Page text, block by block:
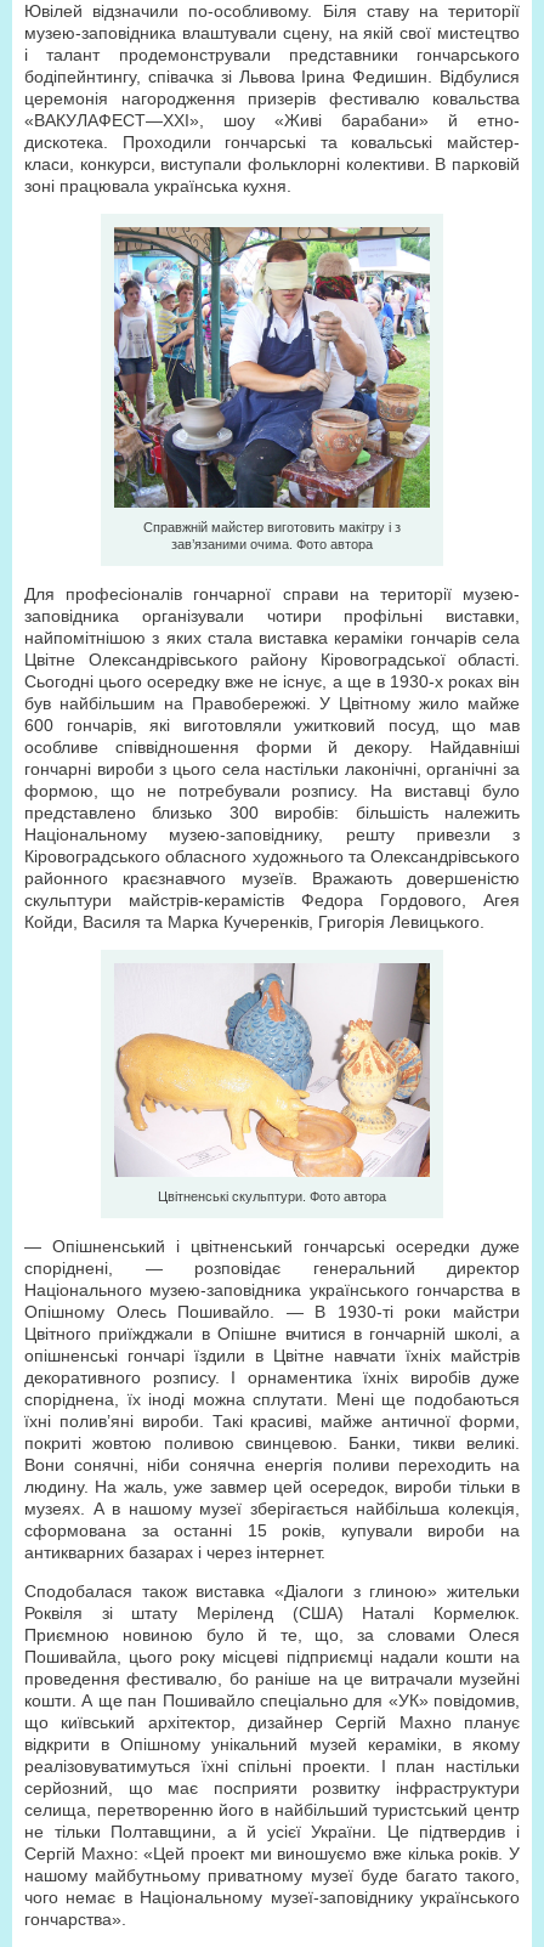
Ювілей відзначили по-особливому. Біля ставу на території
музею-заповідника влаштували сцену, на якій свої мистецтво
і талант продемонстрували представники гончарського
бодіпейнтингу, співачка зі Львова Ірина Федишин. Відбулися
церемонія нагородження призерів фестивалю ковальства
«ВАКУЛАФЕСТ—XXI», шоу «Живі барабани» й етно-
дискотека. Проходили гончарські та ковальські майстер-
класи, конкурси, виступали фольклорні колективи. В парковій
зоні працювала українська кухня.
Справжній майстер виготовить макітру і з
зав’язаними очима. Фото автора
Для професіоналів гончарної справи на території музею-
заповідника організували чотири профільні виставки,
найпомітнішою з яких стала виставка кераміки гончарів села
Цвітне Олександрівського району Кіровоградської області.
Сьогодні цього осередку вже не існує, а ще в 1930-х роках він
був найбільшим на Правобережжі. У Цвітному жило майже
600 гончарів, які виготовляли ужитковий посуд, що мав
особливе співвідношення форми й декору. Найдавніші
гончарні вироби з цього села настільки лаконічні, органічні за
формою, що не потребували розпису. На виставці було
представлено близько 300 виробів: більшість належить
Національному музею-заповіднику, решту привезли з
Кіровоградського обласного художнього та Олександрівського
районного краєзнавчого музеїв. Вражають довершеністю
скульптури майстрів-керамістів Федора Гордового, Агея
Койди, Василя та Марка Кучеренків, Григорія Левицького.
Цвітненські скульптури. Фото автора
— Опішненський і цвітненський гончарські осередки дуже
споріднені, — розповідає генеральний директор
Національного музею-заповідника українського гончарства в
Опішному Олесь Пошивайло. — В 1930-ті роки майстри
Цвітного приїжджали в Опішне вчитися в гончарній школі, а
опішненські гончарі їздили в Цвітне навчати їхніх майстрів
декоративного розпису. І орнаментика їхніх виробів дуже
споріднена, їх іноді можна сплутати. Мені ще подобаються
їхні полив’яні вироби. Такі красиві, майже античної форми,
покриті жовтою поливою свинцевою. Банки, тикви великі.
Вони сонячні, ніби сонячна енергія поливи переходить на
людину. На жаль, уже завмер цей осередок, вироби тільки в
музеях. А в нашому музеї зберігається найбільша колекція,
сформована за останні 15 років, купували вироби на
антикварних базарах і через інтернет.
Сподобалася також виставка «Діалоги з глиною» жительки
Роквіля зі штату Меріленд (США) Наталі Кормелюк.
Приємною новиною було й те, що, за словами Олеся
Пошивайла, цього року місцеві підприємці надали кошти на
проведення фестивалю, бо раніше на це витрачали музейні
кошти. А ще пан Пошивайло спеціально для «УК» повідомив,
що київський архітектор, дизайнер Сергій Махно планує
відкрити в Опішному унікальний музей кераміки, в якому
реалізовуватимуться їхні спільні проекти. І план настільки
серйозний, що має посприяти розвитку інфраструктури
селища, перетворенню його в найбільший туристський центр
не тільки Полтавщини, а й усієї України. Це підтвердив і
Сергій Махно: «Цей проект ми виношуємо вже кілька років. У
нашому майбутньому приватному музеї буде багато такого,
чого немає в Національному музеї-заповіднику українського
гончарства».